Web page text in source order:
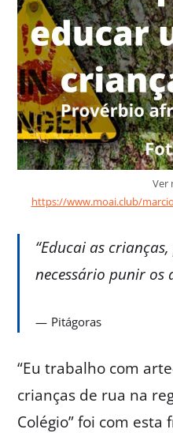
Ver
https://www.moai.club/
“Educai as
necessário punir os
Pitágoras
“Eu trabalho com
crianças de rua na
Colégio” foi com esta